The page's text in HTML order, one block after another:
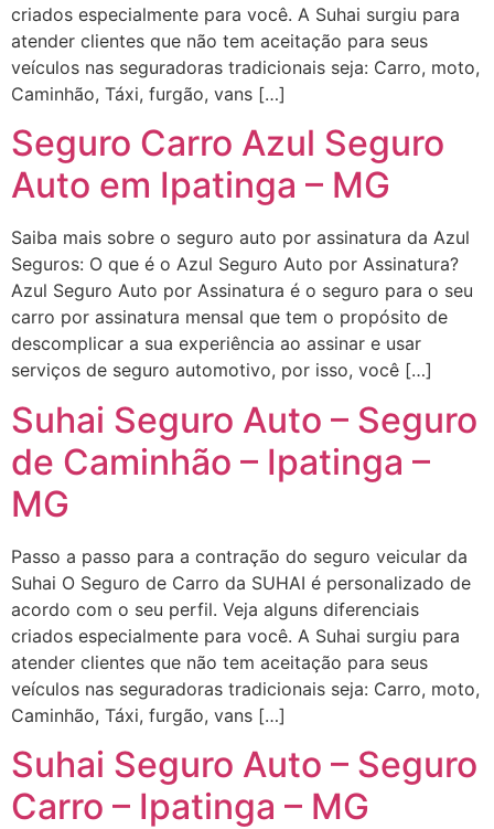
criados especialmente para você. A Suhai surgiu para
atender clientes que não tem aceitação para seus
veículos nas seguradoras tradicionais seja: Carro, moto,
Caminhão, Táxi, furgão, vans […]
Seguro Carro Azul Seguro
Auto em Ipatinga – MG
Saiba mais sobre o seguro auto por assinatura da Azul
Seguros: O que é o Azul Seguro Auto por Assinatura?
Azul Seguro Auto por Assinatura é o seguro para o seu
carro por assinatura mensal que tem o propósito de
descomplicar a sua experiência ao assinar e usar
serviços de seguro automotivo, por isso, você […]
Suhai Seguro Auto – Seguro
de Caminhão – Ipatinga –
MG
Passo a passo para a contração do seguro veicular da
Suhai O Seguro de Carro da SUHAI é personalizado de
acordo com o seu perfil. Veja alguns diferenciais
criados especialmente para você. A Suhai surgiu para
atender clientes que não tem aceitação para seus
veículos nas seguradoras tradicionais seja: Carro, moto,
Caminhão, Táxi, furgão, vans […]
Suhai Seguro Auto – Seguro
Carro – Ipatinga – MG